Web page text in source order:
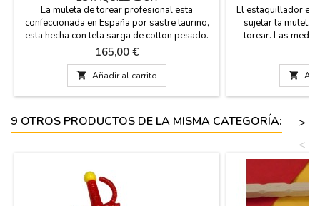
La muleta de torear profesional esta
confeccionada en España por sastre taurino,
esta hecha con tela sarga de cotton pesado.
Pesa 1,5 kg y sus medidas son de 170 cm x
93 cm, en el precio esta incluido el
estaquillador, NO INCLUYE la ayuda de
aluminio. Color: Rojo Grana intenso (clásico
profesional). Uso: Entrenamiento de salón,
Precio
165,00 €
 Añadir al carrito
El estaquillador es
sujetar la muleta
torear. Las
a las muletas
muleta Junior

9 OTROS PRODUCTOS DE LA MISMA CATEGORÍA:
>
<